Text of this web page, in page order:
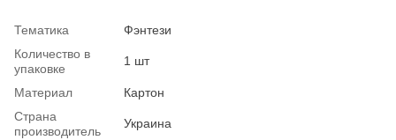
Тематика
Фэнтези
Количество в
упаковке
1 шт
Материал
Картон
Страна
производитель
Украина